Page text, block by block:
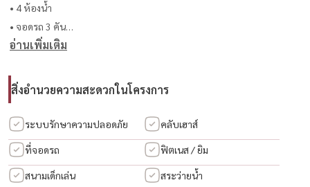
• 4 ห้องน้ำ
• จอดรถ 3 คัน
• หลังมุม
• โครงการมีเพียง 32 ยูนิต
ฟังก์ชันบ้าน
• ชั้น 1: living & dining
• ชั้นลอย: multi-purpose area
อ่านเพิ่มเติม
สิ่งอำนวยความสะดวกในโครงการ
ระบบรักษาความปลอดภัย คลับเฮาส์
ที่จอดรถ ฟิตเนส / ยิม
สนามเด็กเล่น สระว่ายน้ำ